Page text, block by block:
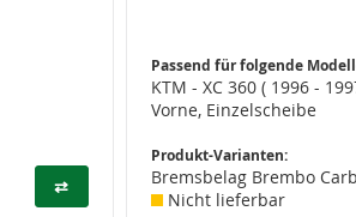
⇄
Passend für folgende
KTM - XC 360 ( 1996 -
Vorne, Einzelscheibe
Produkt-Varianten:
Bremsbelag Brembo
Nicht lieferbar